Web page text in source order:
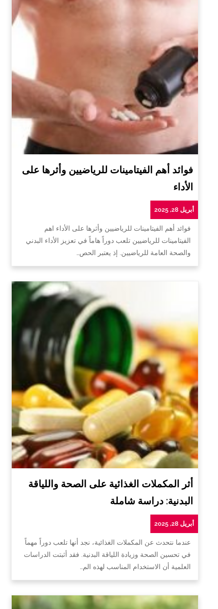
فوائد أهم الفيتامينات للرياضيين وأثرها على
الأداء
أبريل 28, 2025
فوائد أهم الفيتامينات للرياضيين وأثرها على الأداء اهم
الفيتامينات للرياضيين تلعب دوراً هاماً في تعزيز الأداء البدني
والصحة العامة للرياضيين. إذ يعتبر الحص…
أثر المكملات الغذائية على الصحة واللياقة
البدنية: دراسة شاملة
أبريل 28, 2025
عندما نتحدث عن المكملات الغذائية، نجد أنها تلعب دوراً مهماً
في تحسين الصحة وزيادة اللياقة البدنية. فقد أثبتت الدراسات
العلمية أن الاستخدام المناسب لهذه الم…